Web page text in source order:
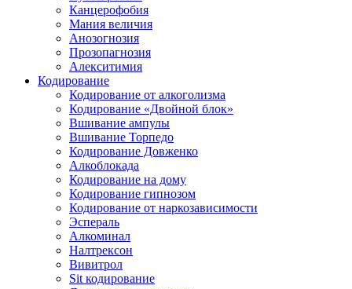
Канцерофобия
Мания величия
Анозогнозия
Прозопагнозия
Алекситимия
Кодирование
Кодирование от алкоголизма
Кодирование «Двойной блок»
Вшивание ампулы
Вшивание Торпедо
Кодирование Довженко
Алкоблокада
Кодирование на дому
Кодирование гипнозом
Кодирование от наркозависимости
Эспераль
Алкоминал
Налтрексон
Вивитрол
Sit кодирование